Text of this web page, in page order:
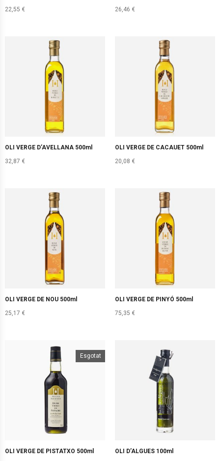
22,55 €
26,46 €
OLI VERGE D’AVELLANA 500ml
32,87 €
OLI VERGE DE CACAUET 500ml
20,08 €
OLI VERGE DE NOU 500ml
25,17 €
OLI VERGE DE PINYÓ 500ml
75,35 €
Esgotat
OLI VERGE DE PISTATXO 500ml
OLI D’ALGUES 100ml